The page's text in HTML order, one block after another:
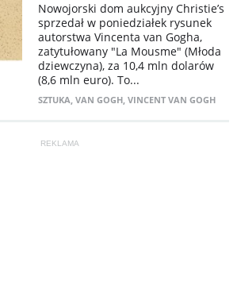
Nowojorski dom aukcyjny Christie’s
sprzedał w poniedziałek rysunek
autorstwa Vincenta van Gogha,
zatytułowany "La Mousme" (Młoda
dziewczyna), za 10,4 mln dolarów
(8,6 mln euro). To...
SZTUKA, VAN GOGH, VINCENT VAN GOGH
REKLAMA